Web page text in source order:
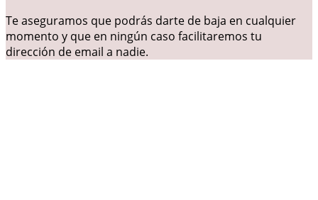
Te aseguramos que podrás darte de baja en cualquier
momento y que en ningún caso facilitaremos tu
dirección de email a nadie.